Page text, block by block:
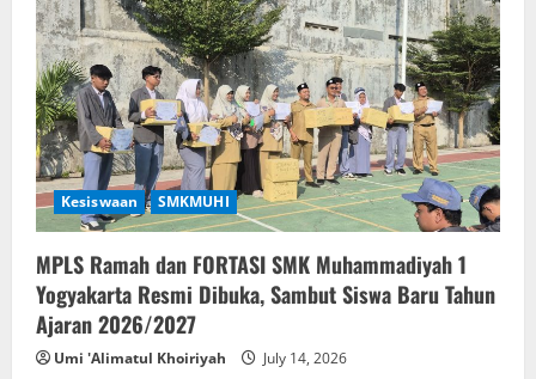
Kesiswaan SMKMUHI
MPLS Ramah dan FORTASI SMK Muhammadiyah 1
Yogyakarta Resmi Dibuka, Sambut Siswa Baru Tahun
Ajaran 2026/2027
Umi 'Alimatul Khoiriyah July 14, 2026